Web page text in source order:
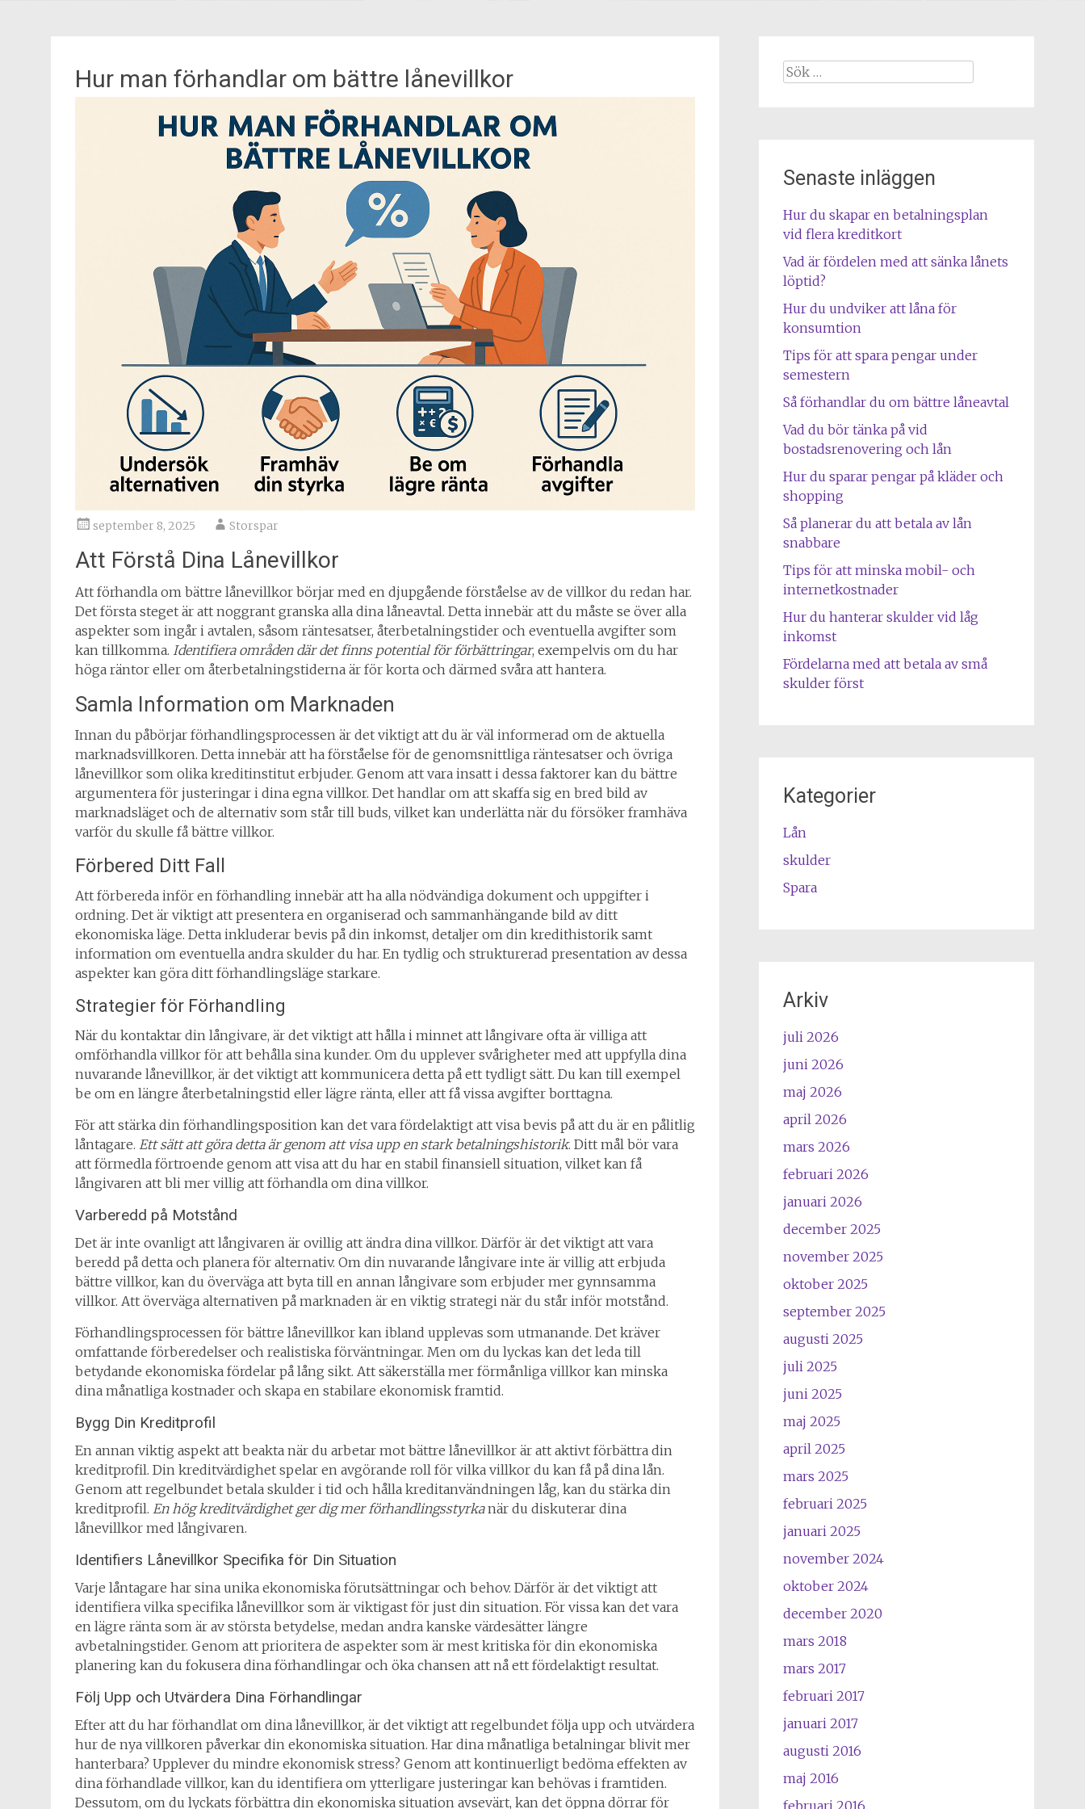
Hur man förhandlar om bättre lånevillkor
september 8, 2025 Storspar
Att Förstå Dina Lånevillkor
Att förhandla om bättre lånevillkor börjar med en djupgående förståelse av de villkor du redan har.
Det första steget är att noggrant granska alla dina låneavtal. Detta innebär att du måste se över alla
aspekter som ingår i avtalen, såsom räntesatser, återbetalningstider och eventuella avgifter som
kan tillkomma. Identifiera områden där det finns potential för förbättringar, exempelvis om du har
höga räntor eller om återbetalningstiderna är för korta och därmed svåra att hantera.
Samla Information om Marknaden
Innan du påbörjar förhandlingsprocessen är det viktigt att du är väl informerad om de aktuella
marknadsvillkoren. Detta innebär att ha förståelse för de genomsnittliga räntesatser och övriga
lånevillkor som olika kreditinstitut erbjuder. Genom att vara insatt i dessa faktorer kan du bättre
argumentera för justeringar i dina egna villkor. Det handlar om att skaffa sig en bred bild av
marknadsläget och de alternativ som står till buds, vilket kan underlätta när du försöker framhäva
varför du skulle få bättre villkor.
Förbered Ditt Fall
Att förbereda inför en förhandling innebär att ha alla nödvändiga dokument och uppgifter i
ordning. Det är viktigt att presentera en organiserad och sammanhängande bild av ditt
ekonomiska läge. Detta inkluderar bevis på din inkomst, detaljer om din kredithistorik samt
information om eventuella andra skulder du har. En tydlig och strukturerad presentation av dessa
aspekter kan göra ditt förhandlingsläge starkare.
Strategier för Förhandling
När du kontaktar din långivare, är det viktigt att hålla i minnet att långivare ofta är villiga att
omförhandla villkor för att behålla sina kunder. Om du upplever svårigheter med att uppfylla dina
nuvarande lånevillkor, är det viktigt att kommunicera detta på ett tydligt sätt. Du kan till exempel
be om en längre återbetalningstid eller lägre ränta, eller att få vissa avgifter borttagna.
För att stärka din förhandlingsposition kan det vara fördelaktigt att visa bevis på att du är en pålitlig
låntagare. Ett sätt att göra detta är genom att visa upp en stark betalningshistorik. Ditt mål bör vara
att förmedla förtroende genom att visa att du har en stabil finansiell situation, vilket kan få
långivaren att bli mer villig att förhandla om dina villkor.
Varberedd på Motstånd
Det är inte ovanligt att långivaren är ovillig att ändra dina villkor. Därför är det viktigt att vara
beredd på detta och planera för alternativ. Om din nuvarande långivare inte är villig att erbjuda
bättre villkor, kan du överväga att byta till en annan långivare som erbjuder mer gynnsamma
villkor. Att överväga alternativen på marknaden är en viktig strategi när du står inför motstånd.
Förhandlingsprocessen för bättre lånevillkor kan ibland upplevas som utmanande. Det kräver
omfattande förberedelser och realistiska förväntningar. Men om du lyckas kan det leda till
betydande ekonomiska fördelar på lång sikt. Att säkerställa mer förmånliga villkor kan minska
dina månatliga kostnader och skapa en stabilare ekonomisk framtid.
Bygg Din Kreditprofil
En annan viktig aspekt att beakta när du arbetar mot bättre lånevillkor är att aktivt förbättra din
kreditprofil. Din kreditvärdighet spelar en avgörande roll för vilka villkor du kan få på dina lån.
Genom att regelbundet betala skulder i tid och hålla kreditanvändningen låg, kan du stärka din
kreditprofil. En hög kreditvärdighet ger dig mer förhandlingsstyrkanär du diskuterar dina
lånevillkor med långivaren.
Identifiers Lånevillkor Specifika för Din Situation
Varje låntagare har sina unika ekonomiska förutsättningar och behov. Därför är det viktigt att
identifiera vilka specifika lånevillkor som är viktigast för just din situation. För vissa kan det vara
en lägre ränta som är av största betydelse, medan andra kanske värdesätter längre
avbetalningstider. Genom att prioritera de aspekter som är mest kritiska för din ekonomiska
planering kan du fokusera dina förhandlingar och öka chansen att nå ett fördelaktigt resultat.
Följ Upp och Utvärdera Dina Förhandlingar
Efter att du har förhandlat om dina lånevillkor, är det viktigt att regelbundet följa upp och utvärdera
hur de nya villkoren påverkar din ekonomiska situation. Har dina månatliga betalningar blivit mer
hanterbara? Upplever du mindre ekonomisk stress? Genom att kontinuerligt bedöma effekten av
dina förhandlade villkor, kan du identifiera om ytterligare justeringar kan behövas i framtiden.
Dessutom, om du lyckats förbättra din ekonomiska situation avsevärt, kan det öppna dörrar för
Sök
Senaste inläggen
Hur du skapar en betalningsplan
vid flera kreditkort
Vad är fördelen med att sänka lånets
löptid?
Hur du undviker att låna för
konsumtion
Tips för att spara pengar under
semestern
Så förhandlar du om bättre låneavtal
Vad du bör tänka på vid
bostadsrenovering och lån
Hur du sparar pengar på kläder och
shopping
Så planerar du att betala av lån
snabbare
Tips för att minska mobil- och
internetkostnader
Hur du hanterar skulder vid låg
inkomst
Fördelarna med att betala av små
skulder först
Kategorier
Lån
skulder
Spara
Arkiv
juli 2026
juni 2026
maj 2026
april 2026
mars 2026
februari 2026
januari 2026
december 2025
november 2025
oktober 2025
september 2025
augusti 2025
juli 2025
juni 2025
maj 2025
april 2025
mars 2025
februari 2025
januari 2025
november 2024
oktober 2024
december 2020
mars 2018
mars 2017
februari 2017
januari 2017
augusti 2016
maj 2016
februari 2016